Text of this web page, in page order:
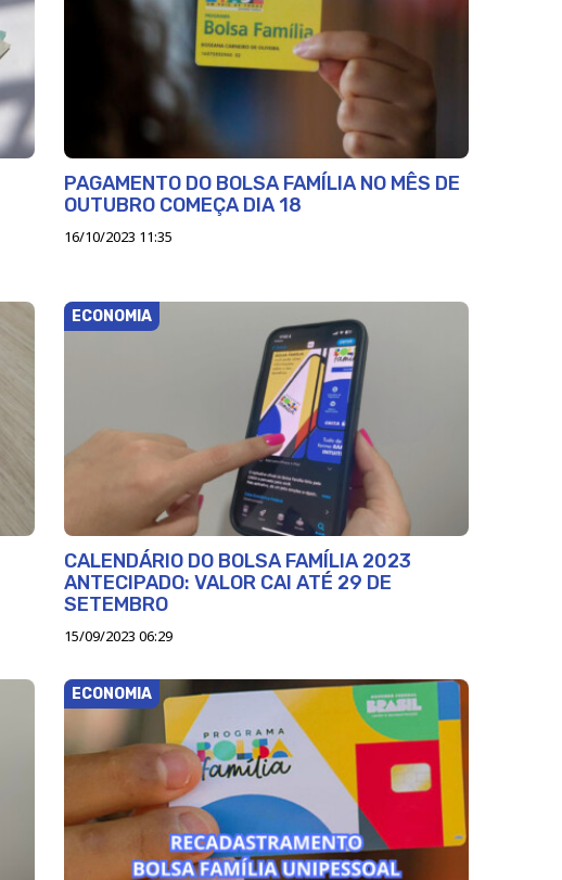
PAGAMENTO DO BOLSA FAMÍLIA NO MÊS DE
OUTUBRO COMEÇA DIA 18
16/10/2023 11:35
ECONOMIA
CALENDÁRIO DO BOLSA FAMÍLIA 2023
ANTECIPADO: VALOR CAI ATÉ 29 DE
SETEMBRO
15/09/2023 06:29
ECONOMIA